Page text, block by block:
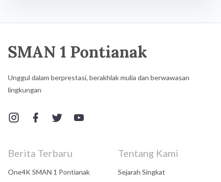
SMAN 1 Pontianak
Unggul dalam berprestasi, berakhlak mulia dan berwawasan
lingkungan
Berita Terbaru
One4K SMAN 1 Pontianak
Tentang Kami
Sejarah Singkat